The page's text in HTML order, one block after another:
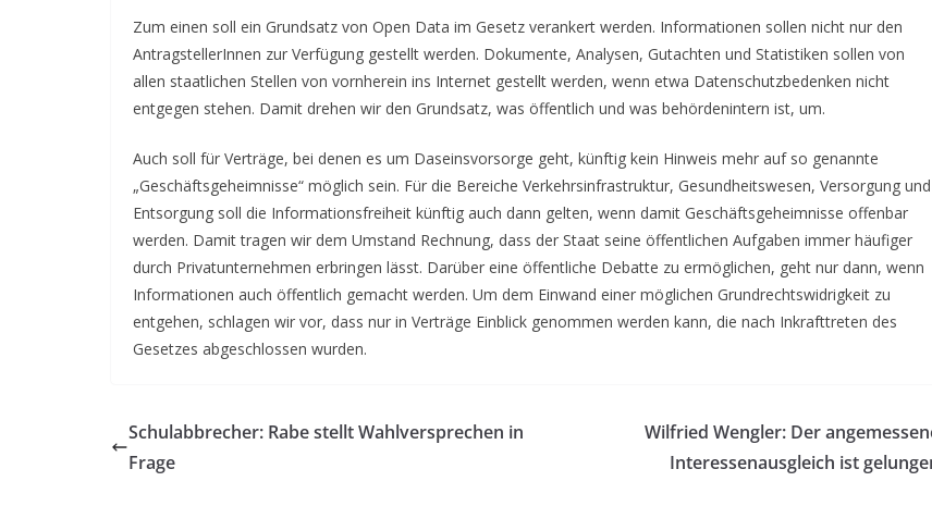
Zum einen soll ein Grundsatz von Open Data im Gesetz verankert werden. Informationen sollen nicht nur den
AntragstellerInnen zur Verfügung gestellt werden. Dokumente, Analysen, Gutachten und Statistiken sollen von
allen staatlichen Stellen von vornherein ins Internet gestellt werden, wenn etwa Datenschutzbedenken nicht
entgegen stehen. Damit drehen wir den Grundsatz, was öffentlich und was behördenintern ist, um.
Auch soll für Verträge, bei denen es um Daseinsvorsorge geht, künftig kein Hinweis mehr auf so genannte
„Geschäftsgeheimnisse“ möglich sein. Für die Bereiche Verkehrsinfrastruktur, Gesundheitswesen, Versorgung und
Entsorgung soll die Informationsfreiheit künftig auch dann gelten, wenn damit Geschäftsgeheimnisse offenbar
werden. Damit tragen wir dem Umstand Rechnung, dass der Staat seine öffentlichen Aufgaben immer häufiger
durch Privatunternehmen erbringen lässt. Darüber eine öffentliche Debatte zu ermöglichen, geht nur dann, wenn
Informationen auch öffentlich gemacht werden. Um dem Einwand einer möglichen Grundrechtswidrigkeit zu
entgehen, schlagen wir vor, dass nur in Verträge Einblick genommen werden kann, die nach Inkrafttreten des
Gesetzes abgeschlossen wurden.
Schulabbrecher: Rabe stellt Wahlversprechen in
Frage
Wilfried Wengler: Der
Interessenausgleich ist